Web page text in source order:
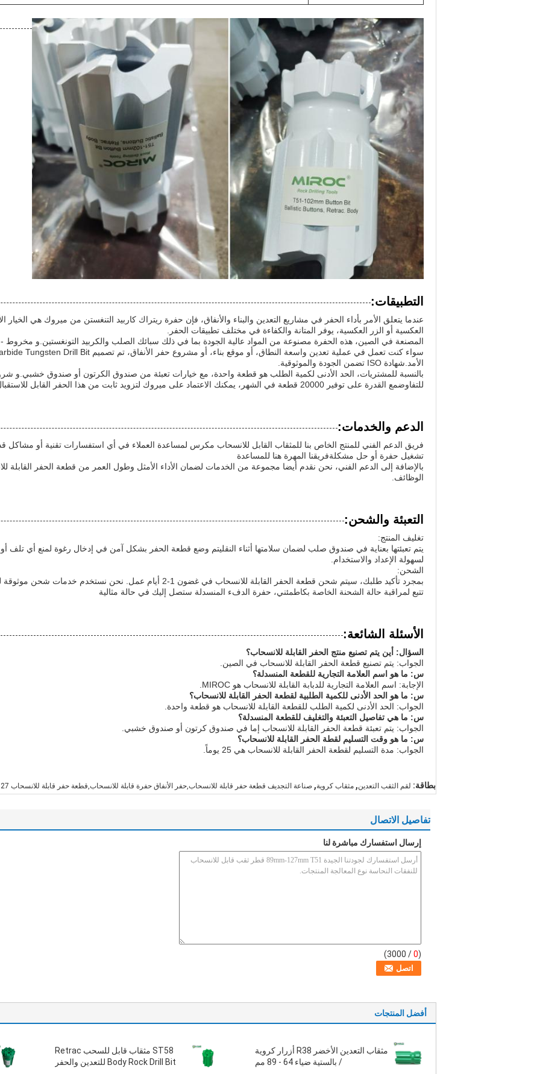
التطبيقات:
عندما يتعلق الأمر بأداء الحفر في مشاريع التعدين والبناء والأنفاق، فإن حفرة ريتراك كاربيد التنغستن من ميروك هي الخيار
العكسية أو الزر العكسية، يوفر المتانة والكفاءة في مختلف تطبيقات الحفر.
المصنعة في الصين، هذه الحفرة مصنوعة من المواد عالية الجودة بما في ذلك سبائك الصلب والكربيد التونغستين.و مخروط -
الأمد.شهادة ISO تضمن الجودة والموثوقية.
للتفاوضمع القدرة على توفير 20000 قطعة في الشهر، يمكنك الاعتماد على ميروك لتزويد ثابت من هذا الحفر القابل للاستقبال ضرورية.
الدعم والخدمات:
فريق الدعم الفني للمنتج الخاص بنا للمثقاب القابل للانسحاب مكرس لمساعدة العملاء في أي استفسارات تقنية أو
تشغيل حفرة أو حل مشكلةفريقنا المهرة هنا للمساعدة
بالإضافة إلى الدعم الفني، نحن نقدم أيضا مجموعة من الخدمات لضمان الأداء الأمثل وطول العمر من قطعة الحفر القابلة
الوظائف.
التعبئة والشحن:
تغليف المنتج:
يتم تعبئتها بعناية في صندوق صلب لضمان سلامتها أثناء النقليتم وضع قطعة الحفر بشكل آمن في إدخال رغوة لمنع أي تلف
لسهولة الإعداد والاستخدام.
الشحن:
بمجرد تأكيد طلبك، سيتم شحن قطعة الحفر القابلة للانسحاب في غضون 1-2 أيام
تتبع لمراقبة حالة الشحنة الخاصة بكاطمئني، حفرة الدفء المنسدلة ستصل إليك في حالة مثالية
الأسئلة الشائعة:
السؤال: أين يتم تصنيع منتج الحفر القابلة للانسحاب؟
الجواب: يتم تصنيع قطعة الحفر القابلة للانسحاب في الصين.
س: ما هو اسم العلامة التجارية للقطعة المنسدلة؟
الإجابة: اسم العلامة التجارية للدبابة القابلة للانسحاب هو MIROC.
س: ما هو الحد الأدنى للكمية الطلبية لقطعة الحفر القابلة للانسحاب؟
الجواب: الحد الأدنى لكمية الطلب للقطعة القابلة للانسحاب هو قطعة واحدة.
س: ما هي تفاصيل التعبئة والتغليف للقطعة المنسدلة؟
الجواب: يتم تعبئة قطعة الحفر القابلة للانسحاب إما في صندوق كرتون أو صندوق خشبي.
س: ما هو وقت التسليم لقطة الحفر القابلة للانسحاب؟
الجواب: مدة التسليم لقطعة الحفر القابلة للانسحاب هي 25 يوماً.
بطاقة: لقم الثقب التعدين, مثقاب كروية, صناعة التجديف قطعة حفر قابلة للانسحاب,حفر الأنفاق حفرة قابلة للانسحاب,قطعة حفر قابلة للانسحاب 127 ملم
تفاصيل الاتصال
إرسال استفسارك مباشرة لنا
(
0
/ 3000)
أفضل المنتجات
ST58 مثقاب قابل للسحب Retrac
Body Rock Drill Bit للتعدين والحفر
مثقاب التعدين الأخضر R38 أزرار كروية
/ بالستية ضياء 64 - 89 مم